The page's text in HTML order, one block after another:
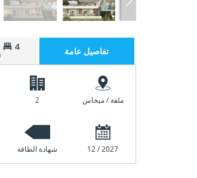
تفاصيل عامة 4
ملقة / ميخاس 2
12 / 2027 شهادة الطاقة